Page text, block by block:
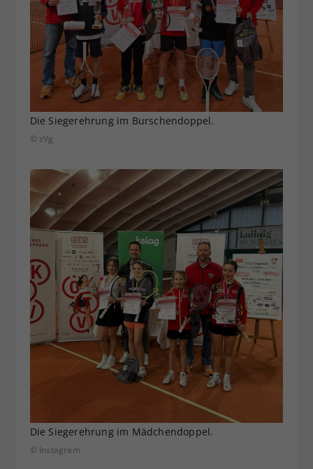
Die Siegerehrung im Burschendoppel.
© zVg
Die Siegerehrung im Mädchendoppel.
© Instagram